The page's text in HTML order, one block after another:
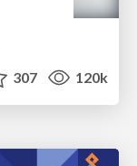
307 120k